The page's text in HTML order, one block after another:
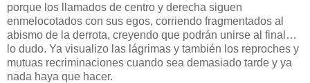
porque los llamados de centro y derecha siguen
enmelocotados con sus egos, corriendo fragmentados al
abismo de la derrota, creyendo que podrán unirse al final…
lo dudo. Ya visualizo las lágrimas y también los reproches y
mutuas recriminaciones cuando sea demasiado tarde y ya
nada haya que hacer.